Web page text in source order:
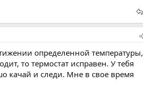
определенной температуры,
то термостат исправен. У тебя
качай и следи. Мне в свое время